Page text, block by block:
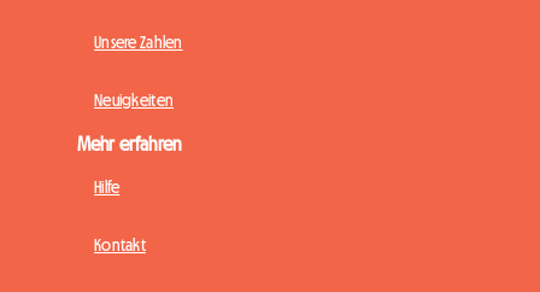
Unsere Zahlen
Neuigkeiten
Mehr erfahren
Hilfe
Kontakt